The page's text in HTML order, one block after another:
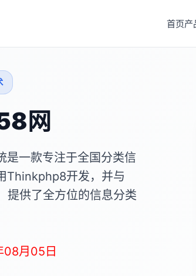
首页产
网
是一款专注于全国分类信
Thinkphp8开发，并与
提供了全方位的信息分类
08月05日